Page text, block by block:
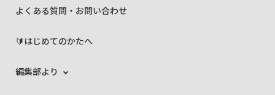
よくある質問・お問い合わせ
🔰はじめてのかたへ
編集部より